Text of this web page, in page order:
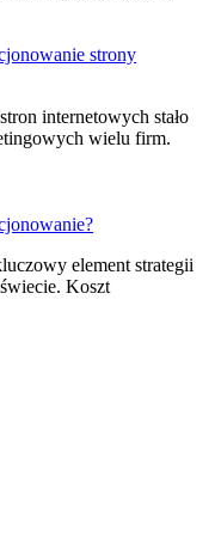
strony
internetowych stało
wielu firm.
element strategii
Koszt